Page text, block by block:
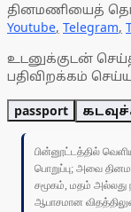
தினமணியைத்
Youtube, Telegram,
உடனுக்குடன்
பதிவிறக்கம்
passport
பின்னூட்டத்தில்
பொறுப்பு; அவை
சமூகம், மதம் அல்லது
ஆபாசமான